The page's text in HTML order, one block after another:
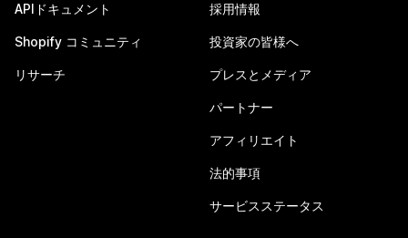
APIドキュメント
Shopify コミュニティ
リサーチ
採用情報
投資家の皆様へ
プレスとメディア
パートナー
アフィリエイト
法的事項
サービスステータス